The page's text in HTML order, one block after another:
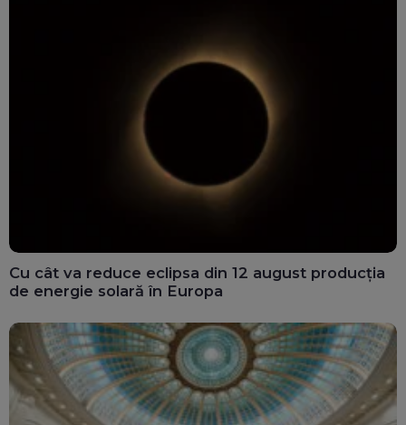
Cu cât va reduce eclipsa din 12 august producția
de energie solară în Europa